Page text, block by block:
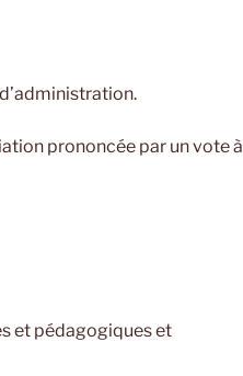
prononcée par un vote à
et pédagogiques et